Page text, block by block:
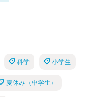
科学 小学生
夏休み（中学生）